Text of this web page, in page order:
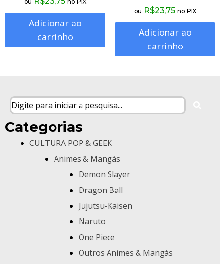
ou no PIX
Adicionar ao
carrinho
ou R$23,75 no PIX
Adicionar ao
carrinho
Categorias
CULTURA POP & GEEK
Animes & Mangás
Demon Slayer
Dragon Ball
Jujutsu-Kaisen
Naruto
One Piece
Outros Animes & Mangás